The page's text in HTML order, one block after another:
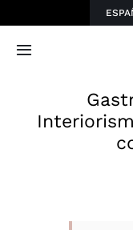
Toggle
Sobre mí